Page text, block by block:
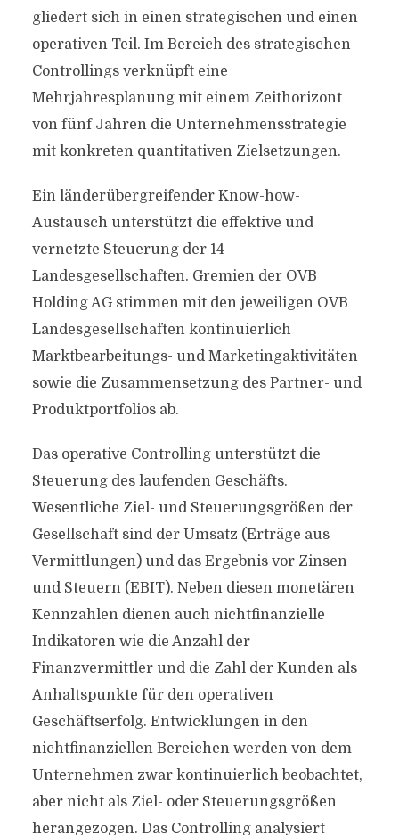
gliedert sich in einen strategischen und einen
operativen Teil. Im Bereich des strategischen
Controllings verknüpft eine
Mehrjahresplanung mit einem Zeithorizont
von fünf Jahren die Unternehmensstrategie
mit konkreten quantitativen Zielsetzungen.
Ein länderübergreifender Know-how-
Austausch unterstützt die effektive und
vernetzte Steuerung der 14
Landesgesellschaften. Gremien der OVB
Holding AG stimmen mit den jeweiligen OVB
Landesgesellschaften kontinuierlich
Marktbearbeitungs- und Marketingaktivitäten
sowie die Zusammensetzung des Partner- und
Produktportfolios ab.
Das operative Controlling unterstützt die
Steuerung des laufenden Geschäfts.
Wesentliche Ziel- und Steuerungsgrößen der
Gesellschaft sind der Umsatz (Erträge aus
Vermittlungen) und das Ergebnis vor Zinsen
und Steuern (EBIT). Neben diesen monetären
Kennzahlen dienen auch nichtfinanzielle
Indikatoren wie die Anzahl der
Finanzvermittler und die Zahl der Kunden als
Anhaltspunkte für den operativen
Geschäftserfolg. Entwicklungen in den
nichtfinanziellen Bereichen werden von dem
Unternehmen zwar kontinuierlich beobachtet,
aber nicht als Ziel- oder Steuerungsgrößen
herangezogen. Das Controlling analysiert